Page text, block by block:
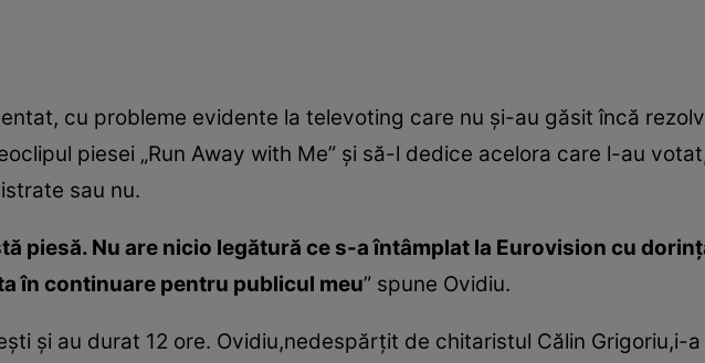
cu probleme evidente la televoting care nu şi-au găsit încă
piesei „Run Away with Me” şi să-l dedice acelora care l-au
sau nu.
piesă. Nu are nicio legătură ce s-a întâmplat la Eurovision cu
în continuare pentru publicul meu” spune Ovidiu.
şi au durat 12 ore. Ovidiu,nedespărţit de chitaristul Călin Grigoriu,i-